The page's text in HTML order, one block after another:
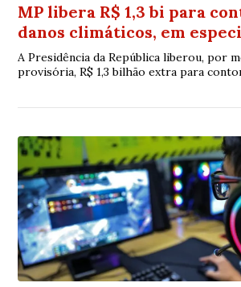
MP libera R$ 1,3 bi para
danos climáticos, em
A Presidência da República liberou, por
provisória, R$ 1,3 bilhão extra para